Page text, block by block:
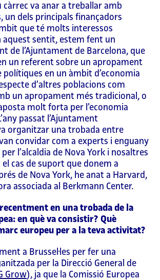
càrrec va anar a treballar amb
un dels principals finançadors
que té molts interessos
aquest sentit, estem fent un
de l’Ajuntament de Barcelona, que
un referent sobre un apropament
polítiques en un àmbit d’economia
d’altres poblacions com
un apropament més tradicional, o
molt forta per l’economia
passat l’Ajuntament
organitzar una trobada entre
convidar com a experts i enguany
l’alcaldia de Nova York i nosaltres
cas de suport que donem a
de Nova York, he anat a Harvard,
associada al Berkmann Center.
en una trobada de la
en què va consistir? Què
europeu per a la teva activitat?
a Brussel·les per fer una
per la Direcció General de
Grow), ja que la Comissió Europea